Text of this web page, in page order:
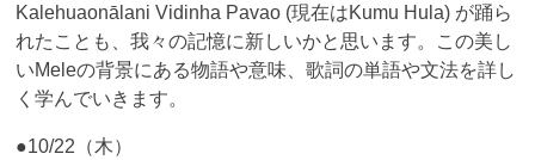
Kalehuaonālani Vidinha Pavao (現在はKumu Hula) が踊ら
れたことも、我々の記憶に新しいかと思います。この美し
いMeleの背景にある物語や意味、歌詞の単語や文法を詳し
く学んでいきます。
●10/22（木）